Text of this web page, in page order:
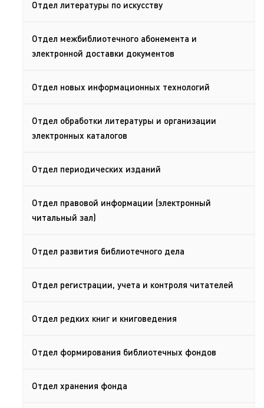
Отдел литературы по искусству
Отдел межбиблиотечного абонемента и
электронной доставки документов
Отдел новых информационных технологий
Отдел обработки литературы и организации
электронных каталогов
Отдел периодических изданий
Отдел правовой информации (электронный
читальный зал)
Отдел развития библиотечного дела
Отдел регистрации, учета и контроля читателей
Отдел редких книг и книговедения
Отдел формирования библиотечных фондов
Отдел хранения фонда